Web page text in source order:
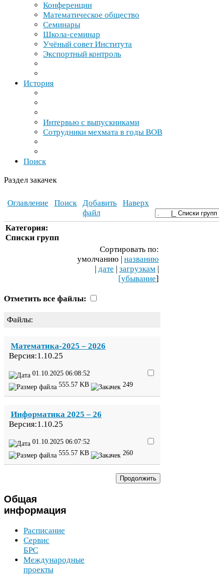
Конференции
Математическое общество
Семинары
Школа-​семинар
Учёный совет Института
Экспортный контроль
История
Интервью с выпускниками
Сотрудники мехмата в годы ВОВ
Поиск
Раздел закачек
Оглавление Поиск
Добавить
файл
Наверх
Категория:
Списки групп
Сортировать по:
умолчанию | названию
| дате | загрузкам |
[убывание]
Отметить все файлы:
Файлы:
Математика-​2025 – 2026
Версия:1 .10.25
01 10 2025 06:08:52
555 57 KB 249
Информатика 2025 – 26
Версия:1.10.25
01 10 2025 06:07:52
555.57 KB 260
Общая
информация
Расписание
Сервис
БРС
Международные
проекты